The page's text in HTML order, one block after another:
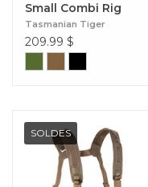
Small Combi Rig
Tasmanian Tiger
209.99 $
SOLDES